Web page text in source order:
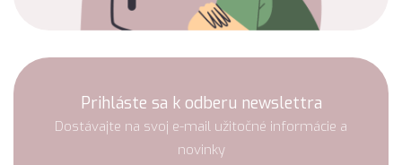
Prihláste sa k odberu newslettra
Dostávajte na svoj e-mail užitočné informácie a
novinky